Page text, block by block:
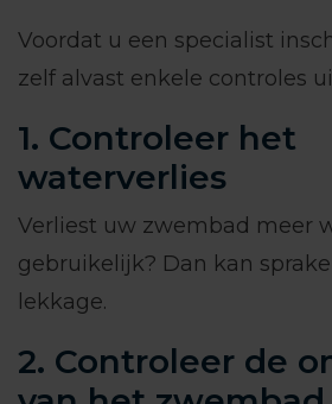
Voordat u een specialist
zelf alvast enkele controles
1. Controleer het
waterverlies
Verliest uw zwembad meer
gebruikelijk? Dan kan
lekkage.
2. Controleer de